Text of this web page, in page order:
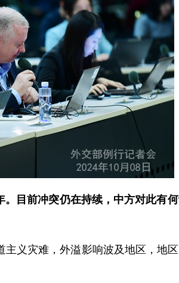
目前冲突仍在持续，中方对此有
义灾难，外溢影响波及地区，地